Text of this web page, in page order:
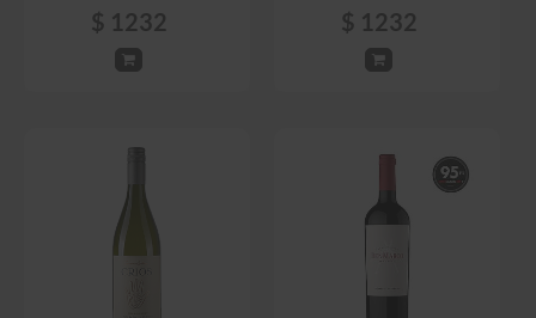
$ 1232 $ 1232